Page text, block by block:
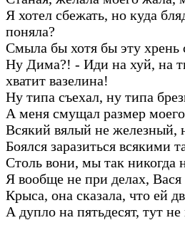
Я хотел сбежать, но куда
поняла?
Смыла бы хотя бы эту хрень
Ну Дима?! - Иди на хуй, на
хватит вазелина!
Ну типа съехал, ну типа
А меня смущал размер
Всякий вялый не железный,
Боялся заразиться всякими
Столь вони, мы так никогда
Я вообще не при делах,
Крыса, она сказала, что ей
А дупло на пятьдесят, тут